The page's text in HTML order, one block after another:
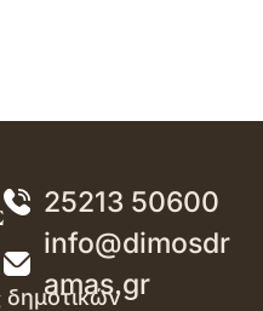
25213 50600
info@dimosdr
amas.gr
δημοτικών